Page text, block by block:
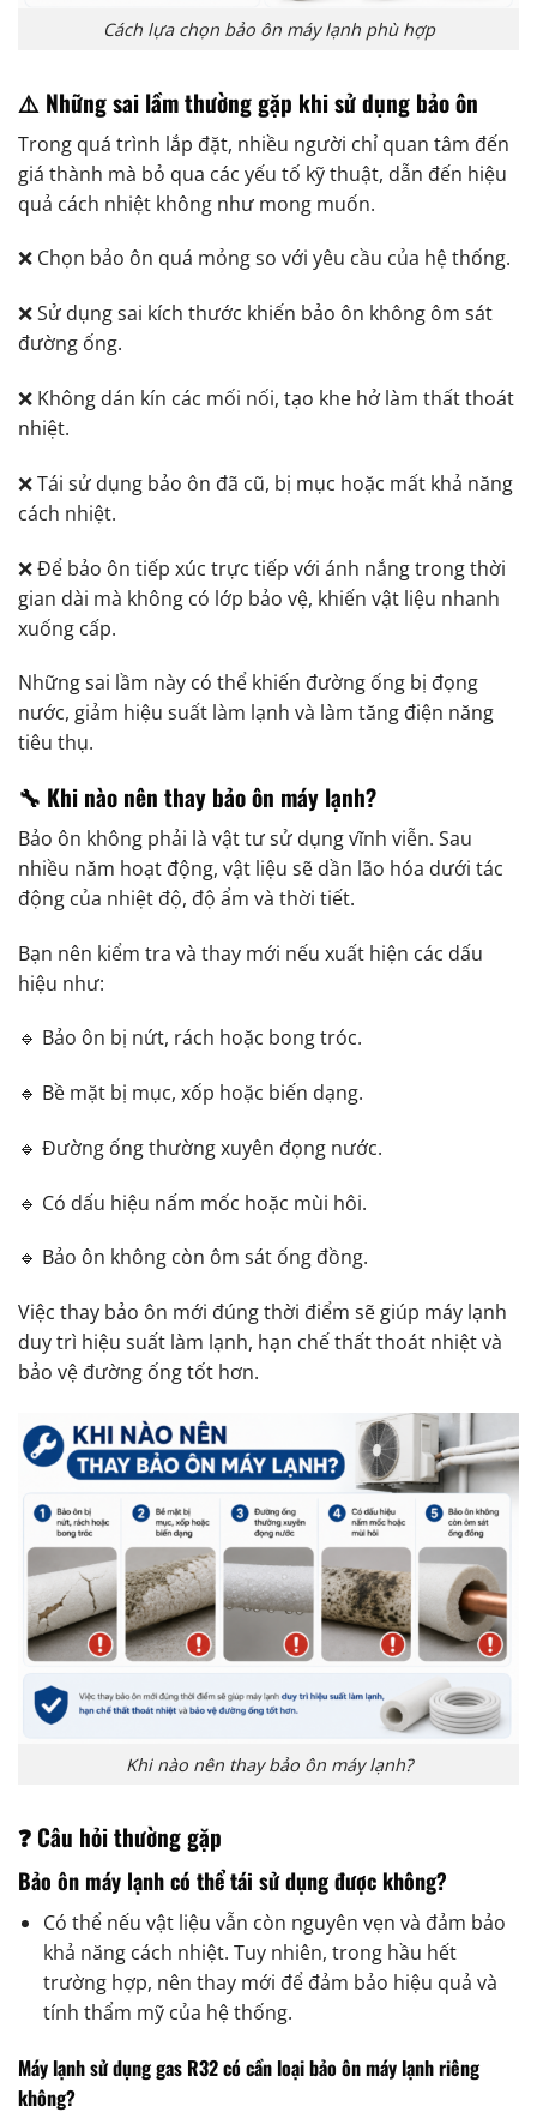
Cách lựa chọn bảo ôn máy lạnh phù hợp
⚠️ Những sai lầm thường gặp khi sử dụng bảo ôn
Trong quá trình lắp đặt, nhiều người chỉ quan tâm đến
giá thành mà bỏ qua các yếu tố kỹ thuật, dẫn đến hiệu
quả cách nhiệt không như mong muốn.
❌ Chọn bảo ôn quá mỏng so với yêu cầu của hệ thống.
❌ Sử dụng sai kích thước khiến bảo ôn không ôm sát
đường ống.
❌ Không dán kín các mối nối, tạo khe hở làm thất thoát
nhiệt.
❌ Tái sử dụng bảo ôn đã cũ, bị mục hoặc mất khả năng
cách nhiệt.
❌ Để bảo ôn tiếp xúc trực tiếp với ánh nắng trong thời
gian dài mà không có lớp bảo vệ, khiến vật liệu nhanh
xuống cấp.
Những sai lầm này có thể khiến đường ống bị đọng
nước, giảm hiệu suất làm lạnh và làm tăng điện năng
tiêu thụ.
🔧 Khi nào nên thay bảo ôn máy lạnh?
Bảo ôn không phải là vật tư sử dụng vĩnh viễn. Sau
nhiều năm hoạt động, vật liệu sẽ dần lão hóa dưới tác
động của nhiệt độ, độ ẩm và thời tiết.
Bạn nên kiểm tra và thay mới nếu xuất hiện các dấu
hiệu như:
🔹 Bảo ôn bị nứt, rách hoặc bong tróc.
🔹 Bề mặt bị mục, xốp hoặc biến dạng.
🔹 Đường ống thường xuyên đọng nước.
🔹 Có dấu hiệu nấm mốc hoặc mùi hôi.
🔹 Bảo ôn không còn ôm sát ống đồng.
Việc thay bảo ôn mới đúng thời điểm sẽ giúp máy lạnh
duy trì hiệu suất làm lạnh, hạn chế thất thoát nhiệt và
bảo vệ đường ống tốt hơn.
Khi nào nên thay bảo ôn máy lạnh?
❓ Câu hỏi thường gặp
Bảo ôn máy lạnh có thể tái sử dụng được không?
Có thể nếu vật liệu vẫn còn nguyên vẹn và đảm bảo
khả năng cách nhiệt. Tuy nhiên, trong hầu hết
trường hợp, nên thay mới để đảm bảo hiệu quả và
tính thẩm mỹ của hệ thống.
Máy lạnh sử dụng gas R32 có cần loại bảo ôn máy lạnh riêng
không?